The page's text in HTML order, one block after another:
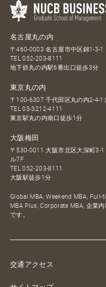
名古屋丸の内
〒460-0003 名古屋市中区錦1-3-1
TEL052-203-8111
地下鉄丸の内駅6番出口徒歩3分
東京丸の内
〒100-6307 千代田区丸の内2-4-1
TEL03-3212-4111
東京駅丸の内南口徒歩1分
大阪梅田
〒530-0011 大阪市北区大深町3-
ル7F
TEL052-203-8111
大阪駅徒歩1分
Global MBA, Weekend MBA, Full-
MBA Plus, Corporate MBA, 企業
です。
交通アクセス